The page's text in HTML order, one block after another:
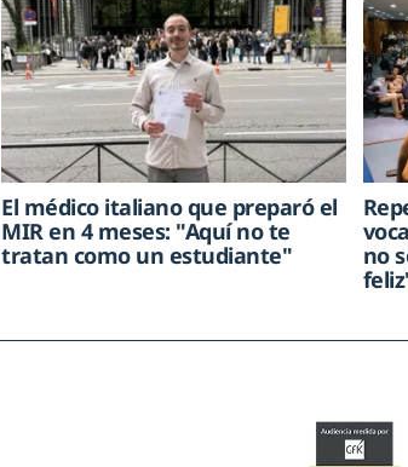
El médico italiano que preparó el
MIR en 4 meses: "Aquí no te
tratan como un estudiante"
no